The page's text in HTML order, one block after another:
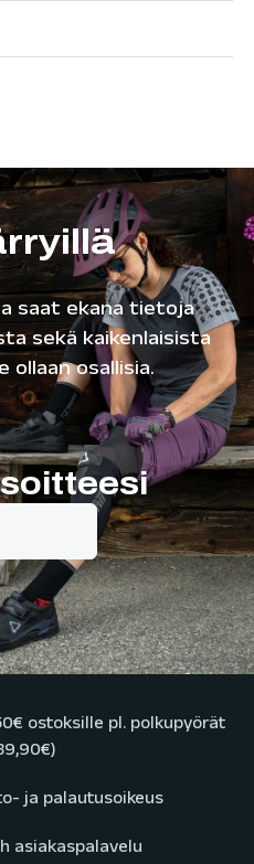
saat ekana tietoja
sekä kaikenlaisista
osallisia.
ostoksille pl. polkupyörät
ja palautusoikeus
asiakaspalavelu